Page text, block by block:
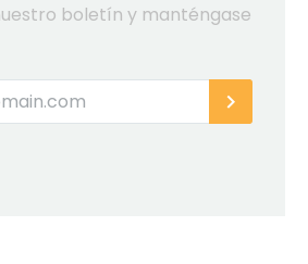
boletín y manténgase